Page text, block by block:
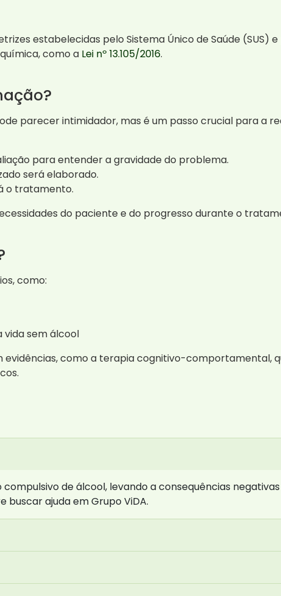
estabelecidas pelo Sistema Único de Saúde (SUS)
como a Lei nº 13.105/2016.
parecer intimidador, mas é um passo crucial para a
para entender a gravidade do problema.
será elaborado.
o tratamento.
do paciente e do progresso durante o
como:
vida sem álcool
como a terapia cognitivo-comportamental,
de álcool, levando a consequências negativas
buscar ajuda em Grupo ViDA.